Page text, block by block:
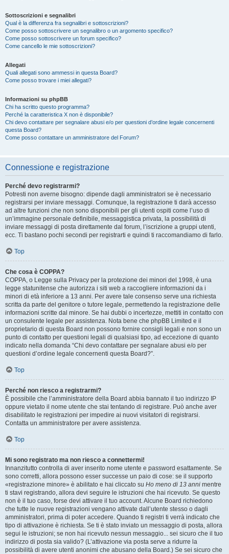
Sottoscrizioni e segnalibri
Qual è la differenza fra segnalibri e sottoscrizioni?
Come posso sottoscrivere un segnalibro o un argomento specifico?
Come posso sottoscrivere un forum specifico?
Come cancello le mie sottoscrizioni?
Allegati
Quali allegati sono ammessi in questa Board?
Come posso trovare i miei allegati?
Informazioni su phpBB
Chi ha scritto questo programma?
Perché la caratteristica X non è disponibile?
Chi devo contattare per segnalare abusi e/o per questioni d’ordine legale concernenti
questa Board?
Come posso contattare un amministratore del Forum?
Connessione e registrazione
Perché devo registrarmi?
Potresti non averne bisogno: dipende dagli amministratori se è necessario
registrarsi per inviare messaggi. Comunque, la registrazione ti darà accesso
ad altre funzioni che non sono disponibili per gli utenti ospiti come l’uso di
un’immagine personale definibile, messaggistica privata, la possibilità di
inviare messaggi di posta direttamente dal forum, l’iscrizione a gruppi utenti,
ecc. Ti bastano pochi secondi per registrarti e quindi ti raccomandiamo di farlo.
Top
Che cosa è COPPA?
COPPA, o Legge sulla Privacy per la protezione dei minori del 1998, è una
legge statunitense che autorizza i siti web a raccogliere informazioni da i
minori di età inferiore a 13 anni. Per avere tale consenso serve una richiesta
scritta da parte del genitore o tutore legale, permettendo la registrazione delle
informazioni scritte dal minore. Se hai dubbi o incertezze, mettiti in contatto con
un consulente legale per assistenza. Nota bene che phpBB Limited e il
proprietario di questa Board non possono fornire consigli legali e non sono un
punto di contatto per questioni legali di qualsiasi tipo, ad eccezione di quanto
indicato nella domanda “Chi devo contattare per segnalare abusi e/o per
questioni d’ordine legale concernenti questa Board?”.
Top
Perché non riesco a registrarmi?
È possibile che l’amministratore della Board abbia bannato il tuo indirizzo IP
oppure vietato il nome utente che stai tentando di registrare. Può anche aver
disabilitato le registrazioni per impedire ai nuovi visitatori di registrarsi.
Contatta un amministratore per avere assistenza.
Top
Mi sono registrato ma non riesco a connettermi!
Innanzitutto controlla di aver inserito nome utente e password esattamente. Se
sono corretti, allora possono esser successe un paio di cose: se il supporto
«registrazione minore» è abilitato e hai cliccato su Ho meno di 13 anni mentre
ti stavi registrando, allora devi seguire le istruzioni che hai ricevuto. Se questo
non è il tuo caso, forse devi attivare il tuo account. Alcune Board richiedono
che tutte le nuove registrazioni vengano attivate dall’utente stesso o dagli
amministratori, prima di poter accedere. Quando ti registri ti verrà indicato che
tipo di attivazione è richiesta. Se ti è stato inviato un messaggio di posta, allora
segui le istruzioni; se non hai ricevuto nessun messaggio... sei sicuro che il tuo
indirizzo di posta sia valido? (L’attivazione via posta serve a ridurre la
possibilità di avere utenti anonimi che abusano della Board.) Se sei sicuro che